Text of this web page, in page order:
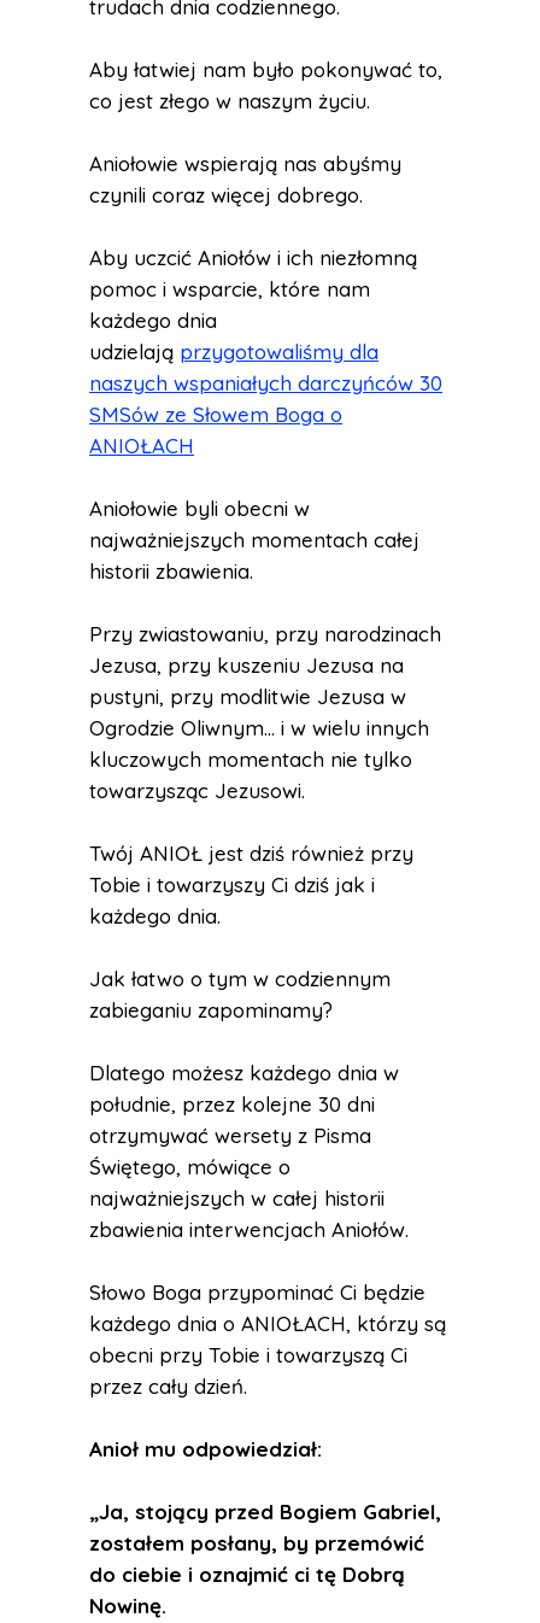
trudach dnia codziennego.
Aby łatwiej nam było pokonywać to,
co jest złego w naszym życiu.
Aniołowie wspierają nas abyśmy
czynili coraz więcej dobrego.
Aby uczcić Aniołów i ich niezłomną
pomoc i wsparcie, które nam
każdego dnia
udzielają przygotowaliśmy dla
naszych wspaniałych darczyńców 30
SMSów ze Słowem Boga o
ANIOŁACH
Aniołowie byli obecni w
najważniejszych momentach całej
historii zbawienia.
Przy zwiastowaniu, przy narodzinach
Jezusa, przy kuszeniu Jezusa na
pustyni, przy modlitwie Jezusa w
Ogrodzie Oliwnym... i w wielu innych
kluczowych momentach nie tylko
towarzysząc Jezusowi.
Twój ANIOŁ jest dziś również przy
Tobie i towarzyszy Ci dziś jak i
każdego dnia.
Jak łatwo o tym w codziennym
zabieganiu zapominamy?
Dlatego możesz każdego dnia w
południe, przez kolejne 30 dni
otrzymywać wersety z Pisma
Świętego, mówiące o
najważniejszych w całej historii
zbawienia interwencjach Aniołów.
Słowo Boga przypominać Ci będzie
każdego dnia o ANIOŁACH, którzy są
obecni przy Tobie i towarzyszą Ci
przez cały dzień.
Anioł mu odpowiedział:
„Ja, stojący przed Bogiem Gabriel,
zostałem posłany, by przemówić
do ciebie i oznajmić ci tę Dobrą
Nowinę.